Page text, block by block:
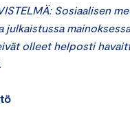
Sosiaalisen
julkaistussa
olleet helposti